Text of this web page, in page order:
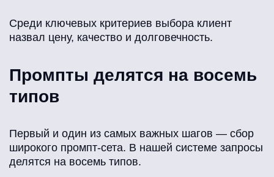
Среди ключевых критериев выбора клиент
назвал цену, качество и долговечность.
Промпты делятся на восемь
типов
Первый и один из самых важных шагов — сбор
широкого промпт-сета. В нашей системе запросы
делятся на восемь типов.